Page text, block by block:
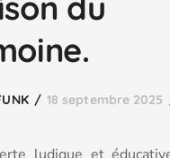
18 septembre 2025